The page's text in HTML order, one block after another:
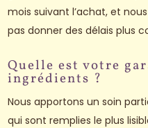
mois suivant l’achat, et
pas donner des délais plus
Quelle est votre
ingrédients ?
Nous apportons un soin
qui sont remplies le plus